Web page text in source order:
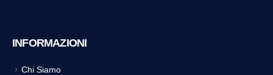
INFORMAZIONI
Chi Siamo